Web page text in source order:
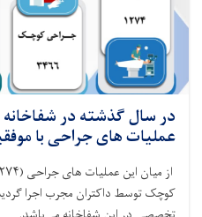
اجرا
شده
است
عملیات های جراحی با
کوچک توسط داکتران مجرب اجرا